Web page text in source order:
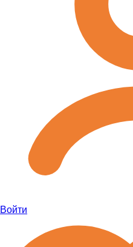
Войти